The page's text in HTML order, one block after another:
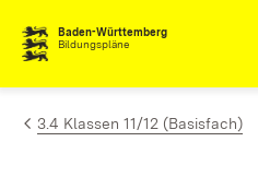
Zum Inhalt springen
Baden-Württemberg
Bildungspläne
3.4 Klassen 11/12 (Basisfach)